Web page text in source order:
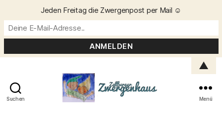
Suchen Menü
Jeden Freitag die Zwergenpost per Mail ☺️
▲